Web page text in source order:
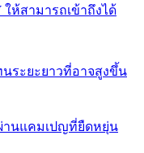
ห้สามารถเข้าถึงได้
ระยะยาวที่อาจสูงขึ้น
านแคมเปญที่ยืดหยุ่น